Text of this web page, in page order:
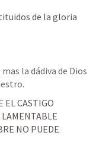
de la gloria
mas la dádiva de Dios
EL CASTIGO
LAMENTABLE
NO PUEDE